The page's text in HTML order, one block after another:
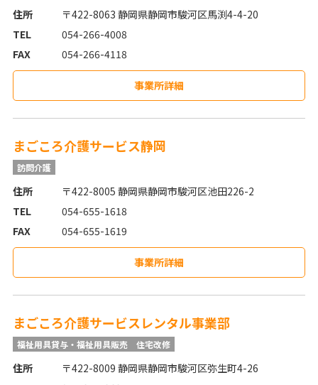
住所
〒422-8063 静岡県静岡市駿河区馬渕4-4-20
TEL
054-266-4008
FAX
054-266-4118
事業所詳細
まごころ介護サービス静岡
訪問介護
住所
〒422-8005 静岡県静岡市駿河区池田226-2
TEL
054-655-1618
FAX
054-655-1619
事業所詳細
まごころ介護サービスレンタル事業部
福祉用具貸与・福祉用具販売 住宅改修
住所
〒422-8009 静岡県静岡市駿河区弥生町4-26